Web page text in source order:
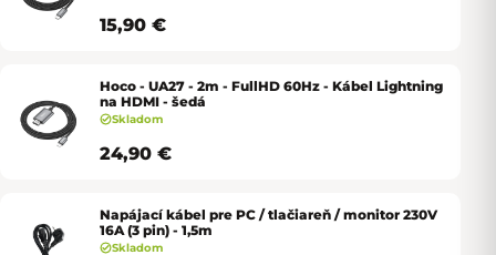
15,90 €
Hoco - UA27 - 2m - FullHD 60Hz - Kábel Lightning
na HDMI - šedá
Skladom
24,90 €
Napájací kábel pre PC / tlačiareň / monitor 230V
16A (3 pin) - 1,5m
Skladom